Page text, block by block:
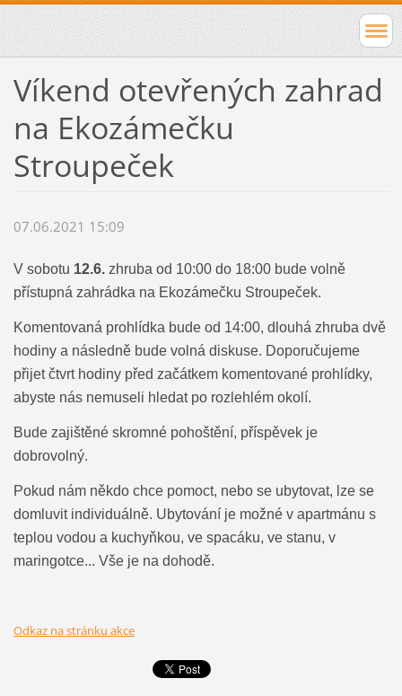
Víkend otevřených zahrad
na Ekozámečku
Stroupeček
07.06.2021 15:09
V sobotu 12.6.zhruba od 10:00 do 18:00 bude volně
přístupná zahrádka na Ekozámečku Stroupeček.
Komentovaná prohlídka bude od 14:00, dlouhá zhruba dvě
hodiny a následně bude volná diskuse. Doporučujeme
přijet čtvrt hodiny před začátkem komentované prohlídky,
abyste nás nemuseli hledat po rozlehlém okolí.
Bude zajištěné skromné pohoštění, příspěvek je
dobrovolný.
Pokud nám někdo chce pomoct, nebo se ubytovat, lze se
domluvit individuálně. Ubytování je možné v apartmánu s
teplou vodou a kuchyňkou, ve spacáku, ve stanu, v
maringotce... Vše je na dohodě.
Odkaz na stránku akce